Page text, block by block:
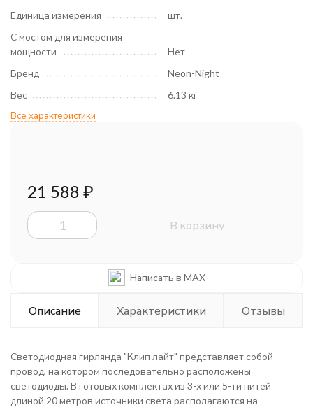
Единица измерения
шт.
С мостом для измерения
мощности
Нет
Бренд
Neon-Night
Вес
6.13 кг
Все характеристики
21 588 ₽
В корзину
Написать в MAX
Описание Характеристики Отзывы
Светодиодная гирлянда "Клип лайт" представляет собой
провод, на котором последовательно расположены
светодиоды. В готовых комплектах из 3-х или 5-ти нитей
длиной 20 метров источники света располагаются на